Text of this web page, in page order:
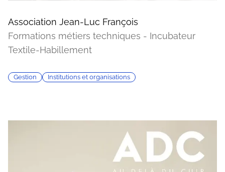
Association Jean-Luc François
Formations métiers techniques - Incubateur
Textile-Habillement
Gestion Institutions et organisations